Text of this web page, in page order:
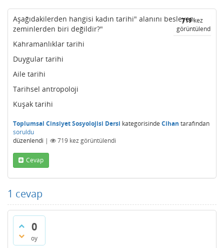
719kez
görüntülendi
Aşağıdakilerden hangisi kadın tarihi" alanını besleyen
zeminlerden biri değildir?"
Kahramanlıklar tarihi
Duygular tarihi
Aile tarihi
Tarihsel antropoloji
Kuşak tarihi
Toplumsal Cinsiyet Sosyolojisi Dersi kategorisinde Cihan tarafından
soruldu
düzenlendi | 719 kez görüntülendi
Cevap
1 cevap
0
oy